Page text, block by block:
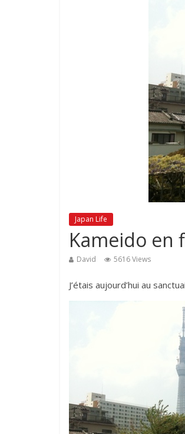
Japan Life
Kameido en
David 5616 Views
J’étais aujourd’hui au